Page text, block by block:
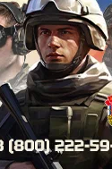
начальнигы
«юл
Е. В.